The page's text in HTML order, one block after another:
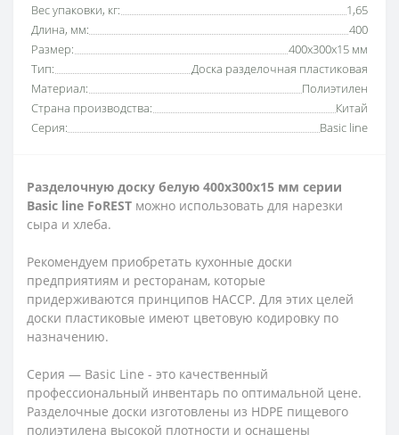
Вес упаковки, кг:
1,65
Длина, мм:
400
Размер:
400х300х15 мм
Тип:
Доска разделочная пластиковая
Материал:
Полиэтилен
Страна производства:
Китай
Серия:
Basic line
Разделочную доску белую 400х300х15 мм серии
Basic line FoREST можно использовать для нарезки
сыра и хлеба.
Рекомендуем приобретать кухонные доски
предприятиям и ресторанам, которые
придерживаются принципов HACCP. Для этих целей
доски пластиковые имеют цветовую кодировку по
назначению.
Серия — Basic Line - это качественный
профессиональный инвентарь по оптимальной цене.
Разделочные доски изготовлены из HDPE пищевого
полиэтилена высокой плотности и оснащены